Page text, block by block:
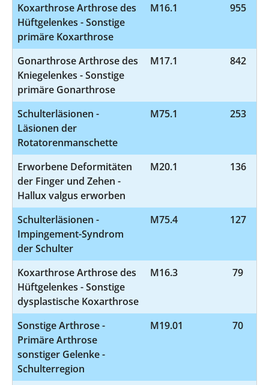
Koxarthrose Arthrose des
Hüftgelenkes - Sonstige
primäre Koxarthrose
M16.1 955
Gonarthrose Arthrose des
Kniegelenkes - Sonstige
primäre Gonarthrose
M17.1 842
Schulterläsionen -
Läsionen der
Rotatorenmanschette
M75.1 253
Erworbene Deformitäten
der Finger und Zehen -
Hallux valgus erworben
M20.1 136
Schulterläsionen -
Impingement-Syndrom
der Schulter
M75.4 127
Koxarthrose Arthrose des
Hüftgelenkes - Sonstige
dysplastische Koxarthrose
M16.3 79
Sonstige Arthrose -
Primäre Arthrose
sonstiger Gelenke -
Schulterregion
M19.01 70